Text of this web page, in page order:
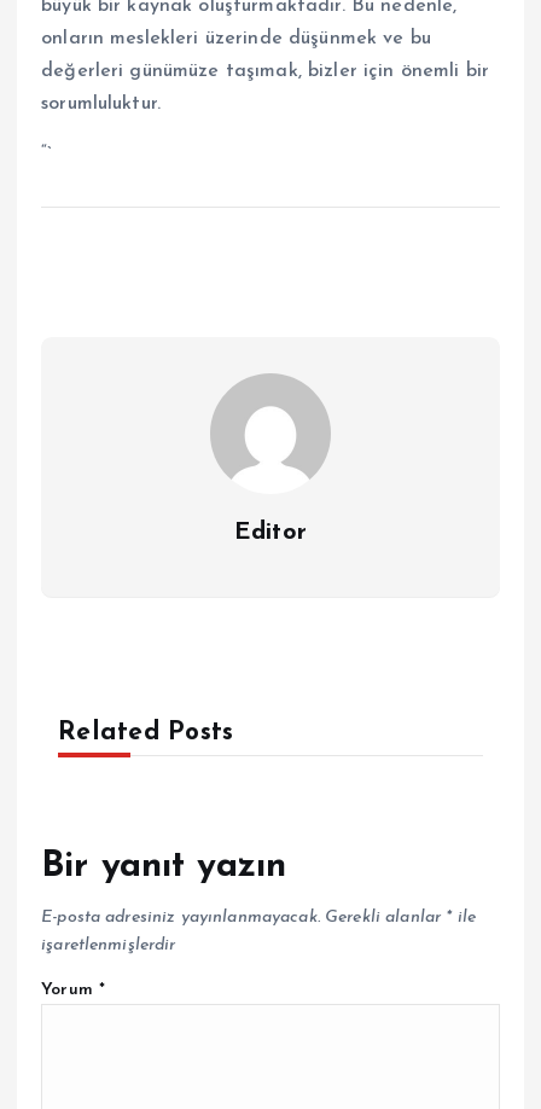
büyük bir kaynak oluşturmaktadır. Bu nedenle,
onların meslekleri üzerinde düşünmek ve bu
değerleri günümüze taşımak, bizler için önemli bir
sorumluluktur.
“`
Editor
Related Posts
Bir yanıt yazın
E-posta adresiniz yayınlanmayacak. Gerekli alanlar *ile
işaretlenmişlerdir
Yorum *